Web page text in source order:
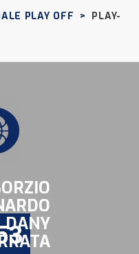
PLAY OFF > PLAY-
DANY